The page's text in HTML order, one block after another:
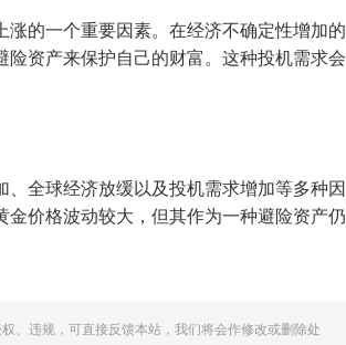
的一个重要因素。在经济不确定性增加的
资产来保护自己的财富。这种投机需求会
全球经济放缓以及投机需求增加等多种因
价格波动较大，但其作为一种避险资产仍
、违规，可直接反馈本站，我们将会作修改或删除处